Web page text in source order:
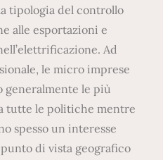
tipologia del controllo
alle esportazioni e
Ad
le micro imprese
generalmente le più
tutte le politiche mentre
spesso un interesse
di vista geografico